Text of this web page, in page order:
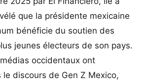
que la présidente mexicaine
bénéficie du soutien des
jeunes électeurs de son pays.
occidentaux ont
le discours de Gen Z Mexico,